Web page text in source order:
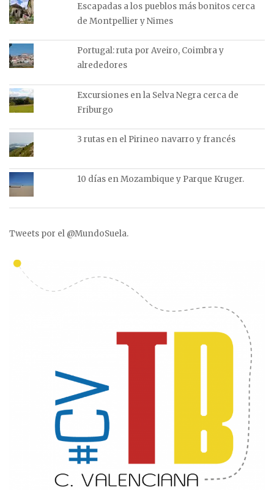
Escapadas a los pueblos más bonitos cerca
de Montpellier y Nimes
Portugal: ruta por Aveiro, Coimbra y
alrededores
Excursiones en la Selva Negra cerca de
Friburgo
3 rutas en el Pirineo navarro y francés
10 días en Mozambique y Parque Kruger.
Tweets por el @MundoSuela.